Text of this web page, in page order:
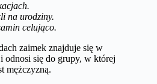
na urodziny.
celująco.
zaimek znajduje się w
się do grupy, w której
mężczyzną.